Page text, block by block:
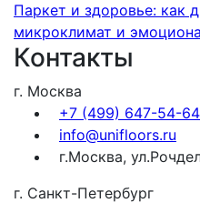
Паркет и здоровье: как
микроклимат и
Контакты
г. Москва
+7 (499) 647-54-64
info@unifloors.ru
г.Москва,
г. Санкт-Петербург